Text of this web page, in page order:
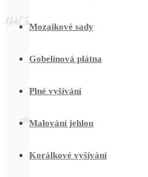
Mozaikové sady
Gobelínová plátna
Plné vyšívání
Malování jehlou
Korálkové vyšívání